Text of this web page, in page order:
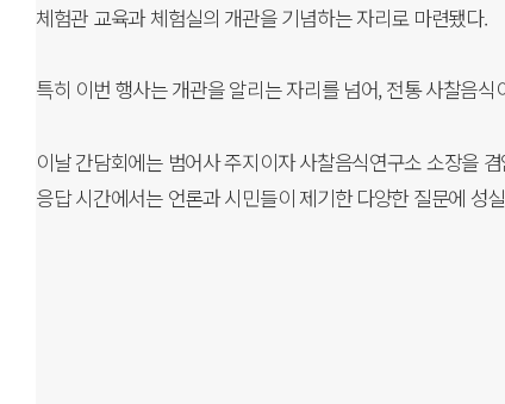
체험관 교육과 체험실의 개관을 기념하는 자리로 마련됐다.
특히 이번 행사는 개관을 알리는 자리를 넘어, 전통 사찰음
이날 간담회에는 범어사 주지이자 사찰음식연구소 소장을
응답 시간에서는 언론과 시민들이 제기한 다양한 질문에 성